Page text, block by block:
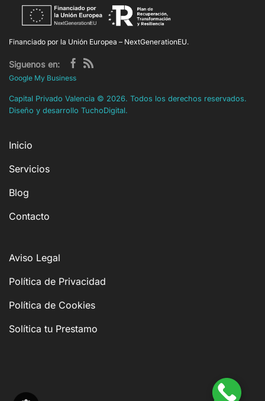
Financiado por la Unión Europea – NextGenerationEU.
Siguenos en:
Google My Business
Capital Privado Valencia © 2026. Todos los derechos reservados.
Diseño y desarrollo TuchoDigital.
Inicio
Servicios
Blog
Contacto
Aviso Legal
Política de Privacidad
Política de Cookies
Solítica tu Prestamo